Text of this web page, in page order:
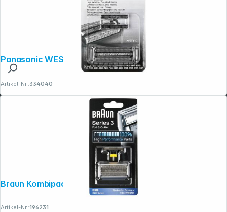
Panasonic WES 9012 Y1361
Artikel-Nr.:334040
Braun Kombipack 31S
Artikel-Nr.:196231